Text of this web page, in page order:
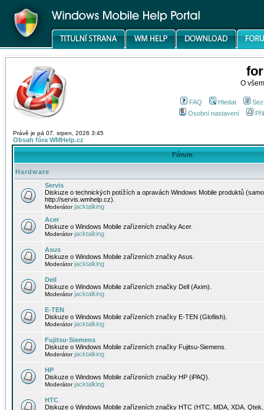
O
FAQ Hledat
Osobní nastavení
Právě je pá 07. srpen, 2026 3:45
Obsah fóra WMHelp.cz
Fórum
Hardware
Servis
Diskuze o technických potížích a opravách Windows Mobile produktů
http://servis.wmhelp.cz).
Moderátorjacktalking
Acer
Diskuze o Windows Mobile zařízeních značky Acer.
Moderátorjacktalking
Asus
Diskuze o Windows Mobile zařízeních značky Asus.
Moderátorjacktalking
Dell
Diskuze o Windows Mobile zařízeních značky Dell (Axim).
Moderátorjacktalking
E-TEN
Diskuze o Windows Mobile zařízeních značky E-TEN (Glofiish).
Moderátorjacktalking
Fujitsu-Siemens
Diskuze o Windows Mobile zařízeních značky Fujitsu-Siemens.
Moderátorjacktalking
HP
Diskuze o Windows Mobile zařízeních značky HP (iPAQ).
Moderátorjacktalking
HTC
Diskuze o Windows Mobile zařízeních značky HTC (HTC, MDA, XDA,